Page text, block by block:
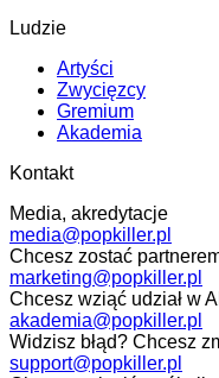
Ludzie
Artyści
Zwycięzcy
Gremium
Akademia
Kontakt
Media, akredytacje
media@popkiller.pl
Chcesz zostać
marketing@popkiller.pl
Chcesz wziąć udział w
akademia@popkiller.pl
Widzisz błąd? Chcesz
support@popkiller.pl